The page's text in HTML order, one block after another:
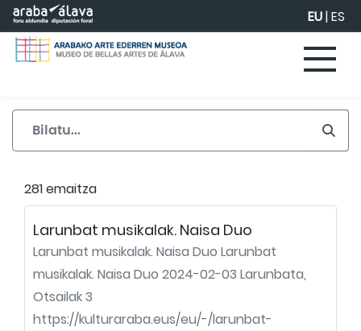
Eduki nagusira joan EU|ES
281 emaitza
Larunbat musikalak. Naisa Duo
Larunbat musikalak. Naisa Duo Larunbat
musikalak. Naisa Duo 2024-02-03 Larunbata,
Otsailak 3
https://kulturaraba.eus/eu/-/larunbat-